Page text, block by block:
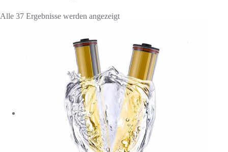
Alle 37 Ergebnisse werden angezeigt